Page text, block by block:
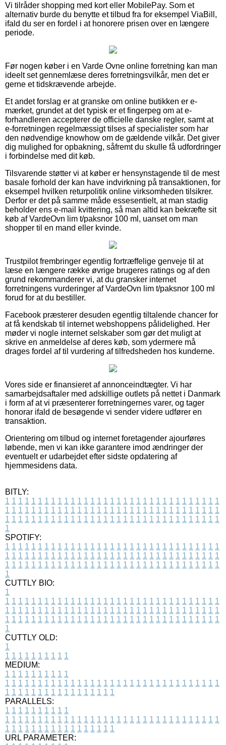
Vi tilråder shopping med kort eller MobilePay. Som et
alternativ burde du benytte et tilbud fra for eksempel ViaBill,
ifald du ser en fordel i at honorere prisen over en længere
periode.
Før nogen køber i en Varde Ovne online forretning kan man
ideelt set gennemlæse deres forretningsvilkår, men det er
gerne et tidskrævende arbejde.
Et andet forslag er at granske om online butikken er e-
mærket, grundet at det typisk er et fingerpeg om at e-
forhandleren accepterer de officielle danske regler, samt at
e-forretningen regelmæssigt tilses af specialister som har
den nødvendige knowhow om de gældende vilkår. Det giver
dig mulighed for opbakning, såfremt du skulle få udfordringer
i forbindelse med dit køb.
Tilsvarende støtter vi at køber er hensynstagende til de mest
basale forhold der kan have indvirkning på transaktionen, for
eksempel hvilken returpolitik online virksomheden tilsikrer.
Derfor er det på samme måde essesentielt, at man stadig
beholder ens e-mail kvittering, så man altid kan bekræfte sit
køb af VardeOvn lim t/paksnor 100 ml, uanset om man
shopper til en mand eller kvinde.
Trustpilot frembringer egentlig fortræffelige genveje til at
læse en længere række øvrige brugeres ratings og af den
grund rekommanderer vi, at du gransker internet
forretningens vurderinger af VardeOvn lim t/paksnor 100 ml
forud for at du bestiller.
Facebook præsterer desuden egentlig tiltalende chancer for
at få kendskab til internet webshoppens pålidelighed. Her
møder vi nogle internet selskaber som gør det muligt at
skrive en anmeldelse af deres køb, som ydermere må
drages fordel af til vurdering af tilfredsheden hos kunderne.
Vores side er finansieret af annonceindtægter. Vi har
samarbejdsaftaler med adskillige outlets på nettet i Danmark
i form af at vi præsenterer forretningernes varer, og tager
honorar ifald de besøgende vi sender videre udfører en
transaktion.
Orientering om tilbud og internet foretagender ajourføres
løbende, men vi kan ikke garantere imod ændringer der
eventuelt er udarbejdet efter sidste opdatering af
hjemmesidens data.
BITLY:
1 1 1 1 1 1 1 1 1 1 1 1 1 1 1 1 1 1 1 1 1 1 1 1 1 1 1 1 1 1 1 1 1
1 1 1 1 1 1 1 1 1 1 1 1 1 1 1 1 1 1 1 1 1 1 1 1 1 1 1 1 1 1 1 1 1
1 1 1 1 1 1 1 1 1 1 1 1 1 1 1 1 1 1 1 1 1 1 1 1 1 1 1 1 1 1 1 1 1
1
SPOTIFY:
1 1 1 1 1 1 1 1 1 1 1 1 1 1 1 1 1 1 1 1 1 1 1 1 1 1 1 1 1 1 1 1 1
1 1 1 1 1 1 1 1 1 1 1 1 1 1 1 1 1 1 1 1 1 1 1 1 1 1 1 1 1 1 1 1 1
1 1 1 1 1 1 1 1 1 1 1 1 1 1 1 1 1 1 1 1 1 1 1 1 1 1 1 1 1 1 1 1 1
1
CUTTLY BIO:
1
1 1 1 1 1 1 1 1 1 1 1 1 1 1 1 1 1 1 1 1 1 1 1 1 1 1 1 1 1 1 1 1 1
1 1 1 1 1 1 1 1 1 1 1 1 1 1 1 1 1 1 1 1 1 1 1 1 1 1 1 1 1 1 1 1 1
1 1 1 1 1 1 1 1 1 1 1 1 1 1 1 1 1 1 1 1 1 1 1 1 1 1 1 1 1 1 1 1 1
1
CUTTLY OLD:
1
1 1 1 1 1 1 1 1 1 1
MEDIUM:
1 1 1 1 1 1 1 1 1 1
1 1 1 1 1 1 1 1 1 1 1 1 1 1 1 1 1 1 1 1 1 1 1 1 1 1 1 1 1 1 1 1 1
1 1 1 1 1 1 1 1 1 1 1 1 1 1 1 1 1
PARALLELS:
1 1 1 1 1 1 1 1 1 1
1 1 1 1 1 1 1 1 1 1 1 1 1 1 1 1 1 1 1 1 1 1 1 1 1 1 1 1 1 1 1 1 1
1 1 1 1 1 1 1 1 1 1 1 1 1 1 1 1 1
URL PARAMETER: